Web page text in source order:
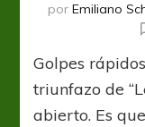
por Emiliano
Golpes
triunfazo de
abierto. Es